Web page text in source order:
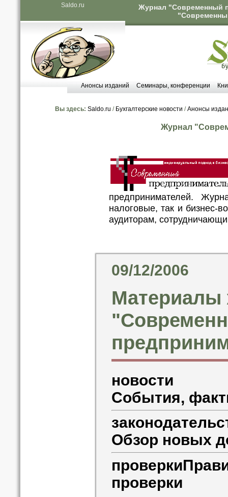
Saldo.ru
Журнал "Современный
Анонсы изданий Семинары, конференции
Вы здесь: Saldo.ru / Бухгалтерские новости /Анонсы
Журнал
предпринимателей.
налоговые, так и бизнес-
аудиторам,
09/12/2006
Материалы
новости
События,
Обзор новых
проверки
проверки